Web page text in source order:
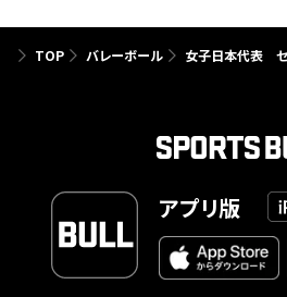
TOP バレーボール 女子日本代表 セ
アプリ版